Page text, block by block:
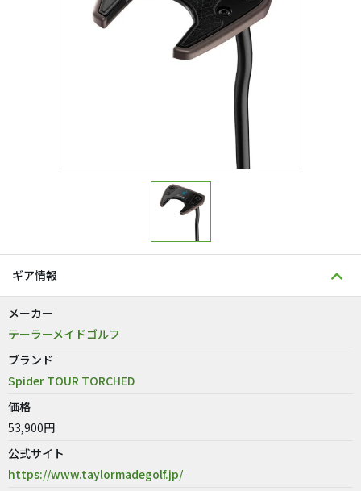
ギア情報
メーカー
テーラーメイドゴルフ
ブランド
Spider TOUR TORCHED
価格
53,900円
公式サイト
https://www.taylormadegolf.jp/